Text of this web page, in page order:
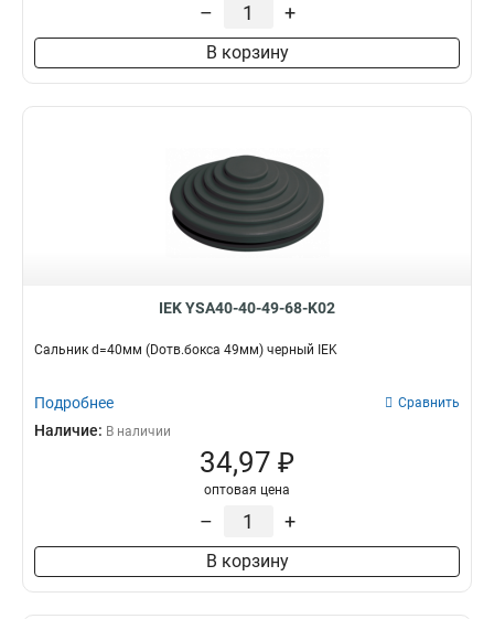
– +
В корзину
IEK YSA40-40-49-68-K02
Сальник d=40мм (Dотв.бокса 49мм) черный IEK
Подробнее Сравнить
Наличие: В наличии
34,97 ₽
оптовая цена
– +
В корзину